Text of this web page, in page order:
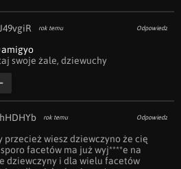
rok temu Odpowiedz
swoje żale, dziewuchy
rok temu Odpowiedz
przecież wiesz dziewczyno że cię
facetów ma już wyj****e na
dziewczyny i dla wielu facetów